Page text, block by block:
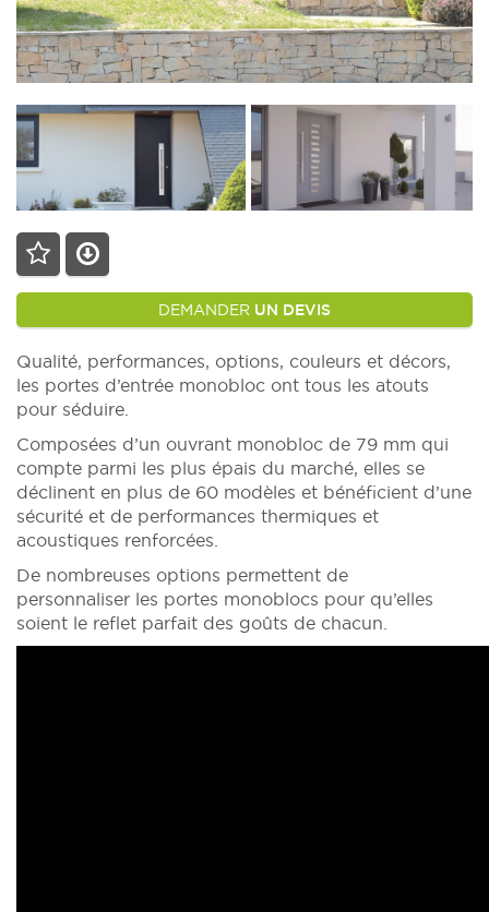
DEMANDER UN DEVIS
Qualité, performances, options, couleurs et décors,
les portes d’entrée monobloc ont tous les atouts
pour séduire.
Composées d’un ouvrant monobloc de 79 mm qui
compte parmi les plus épais du marché, elles se
déclinent en plus de 60 modèles et bénéficient d’une
sécurité et de performances thermiques et
acoustiques renforcées.
De nombreuses options permettent de
personnaliser les portes monoblocs pour qu’elles
soient le reflet parfait des goûts de chacun.